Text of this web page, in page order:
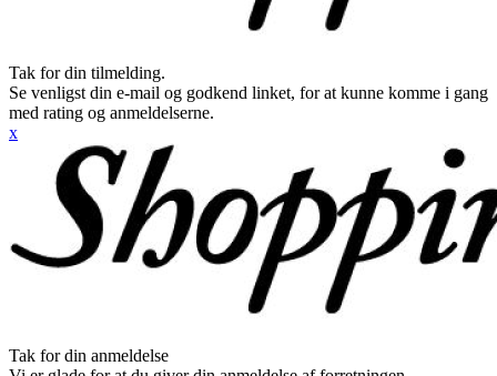
Tak for din tilmelding.
Se venligst din e-mail og godkend linket, for at kunne komme i gang
med rating og anmeldelserne.
x
Tak for din anmeldelse